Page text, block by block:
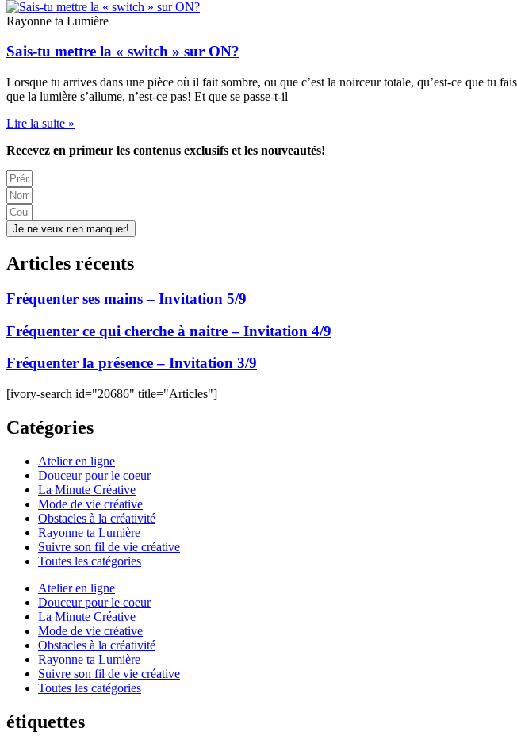
Rayonne ta Lumière
Sais-tu mettre la « switch » sur ON?
Lorsque tu arrives dans une pièce où il fait sombre, ou que c’est la noirceur totale, qu’est-ce que
que la lumière s’allume, n’est-ce pas! Et que se passe-t-il
Lire la suite »
Recevez en primeur les contenus exclusifs et les nouveautés!
Je ne veux rien manquer!
Articles récents
Fréquenter ses mains – Invitation 5/9
Fréquenter ce qui cherche à naitre – Invitation 4/9
Fréquenter la présence – Invitation 3/9
[ivory-search id="20686" title="Articles"]
Catégories
Atelier en ligne
Douceur pour le coeur
La Minute Créative
Mode de vie créative
Obstacles à la créativité
Rayonne ta Lumière
Suivre son fil de vie créative
Toutes les catégories
Atelier en ligne
Douceur pour le coeur
La Minute Créative
Mode de vie créative
Obstacles à la créativité
Rayonne ta Lumière
Suivre son fil de vie créative
Toutes les catégories
étiquettes